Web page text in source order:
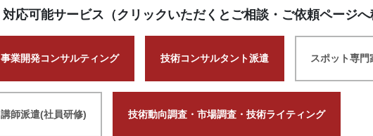
対応可能サービス（クリックいただくとご相談・ご依頼ページへ
事業開発コンサルティング 技術コンサルタント派遣 スポット専
講師派遣(社員研修) 技術動向調査・市場調査・技術ライティング